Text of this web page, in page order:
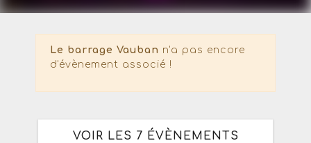
Le barrage Vauban n'a pas encore
d'évènement associé !
VOIR LES 7 ÉVÈNEMENTS